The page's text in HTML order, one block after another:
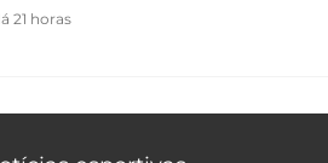
21 horas